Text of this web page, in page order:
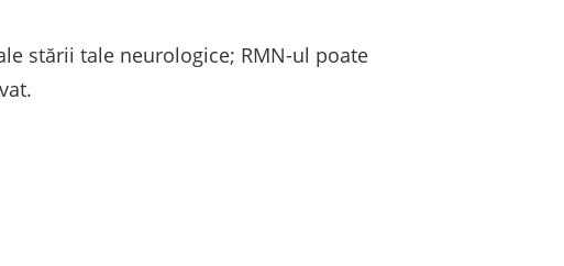
stării tale neurologice; RMN-ul poate